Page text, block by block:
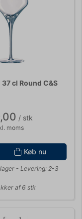
cl Round C&S
/ stk
moms
Køb nu
- Levering: 2-3
af 6 stk